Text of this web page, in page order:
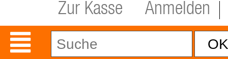
Zur Kasse
Anmelden